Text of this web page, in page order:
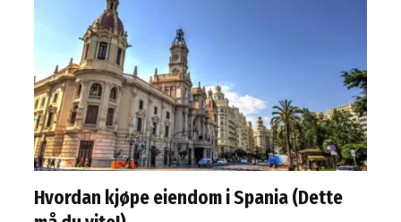
Hvordan kjøpe eiendom i Spania (Dette